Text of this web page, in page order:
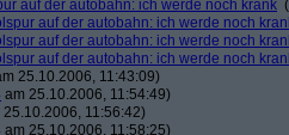
auf der autobahn: ich werde noch krank (
auf der autobahn: ich werde noch
auf der autobahn: ich werde noch
auf der autobahn: ich werde noch
25.10.2006, 11:43:09)
am 25.10.2006, 11:54:49)
25.10.2006, 11:56:42)
am 25.10.2006, 11:58:25)